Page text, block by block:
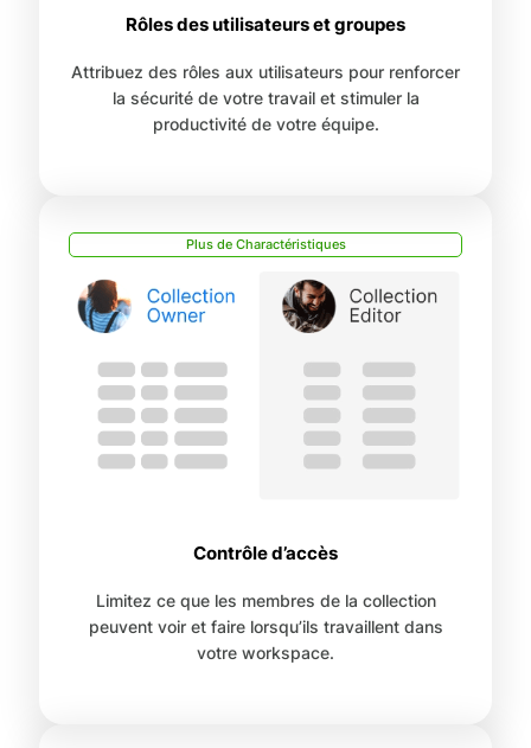
Rôles des utilisateurs et groupes
Attribuez des rôles aux utilisateurs pour renforcer
la sécurité de votre travail et stimuler la
productivité de votre équipe.
Plus de Charactéristiques
Contrôle d’accès
Limitez ce que les membres de la collection
peuvent voir et faire lorsqu’ils travaillent dans
votre workspace.